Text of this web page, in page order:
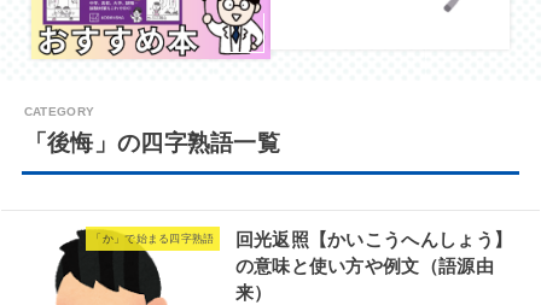
「後悔」の四字熟語一覧
「か」で始まる四字熟語
回光返照【かいこうへんしょう】
の意味と使い方や例文（語源由
来）